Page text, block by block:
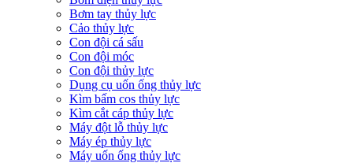
Bơm tay thủy lực
Cảo thủy lực
Con đội cá sấu
Con đội móc
Con đội thủy lực
Dụng cụ uốn ống thủy lực
Kìm bấm cos thủy lực
Kìm cắt cáp thủy lực
Máy đột lỗ thủy lực
Máy ép thủy lực
Máy uốn ống thủy lực